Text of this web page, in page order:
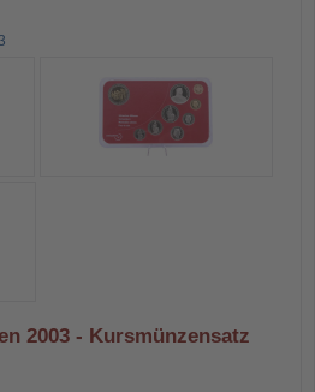
2003 - Kursmünzensatz